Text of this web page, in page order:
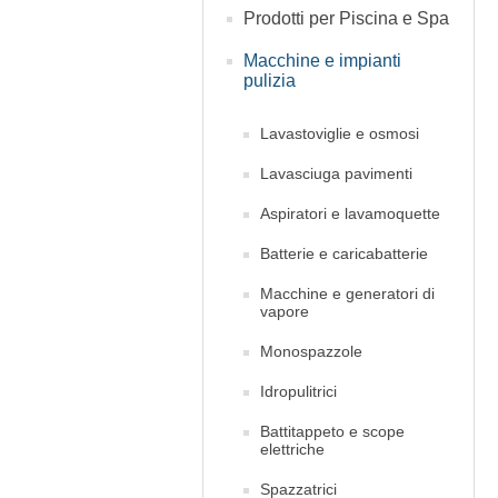
Prodotti per Piscina e Spa
Macchine e impianti
pulizia
Lavastoviglie e osmosi
Lavasciuga pavimenti
Aspiratori e lavamoquette
Batterie e caricabatterie
Macchine e generatori di
vapore
Monospazzole
Idropulitrici
Battitappeto e scope
elettriche
Spazzatrici